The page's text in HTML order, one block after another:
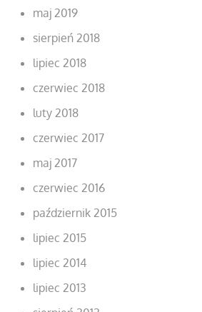
maj 2019
sierpień 2018
lipiec 2018
czerwiec 2018
luty 2018
czerwiec 2017
maj 2017
czerwiec 2016
październik 2015
lipiec 2015
lipiec 2014
lipiec 2013